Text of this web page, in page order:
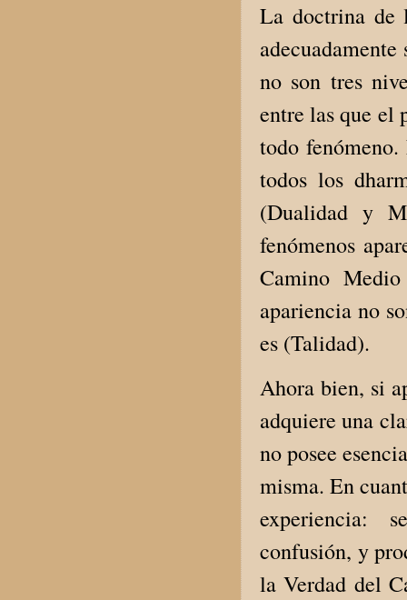
La doctrina de
no son tres
entre las que el
todo
todos los
(Dualidad y
fenómenos
Camino
apariencia no
es (Talidad).
Ahora bien, si
adquiere una
no posee
misma. En
experiencia:
confusión, y
la Verdad del